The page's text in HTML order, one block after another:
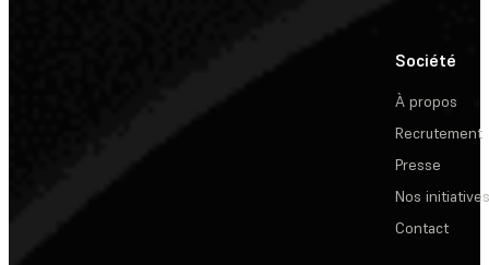
Société
À propos
Recrutement
Presse
Nos initiatives
Contact